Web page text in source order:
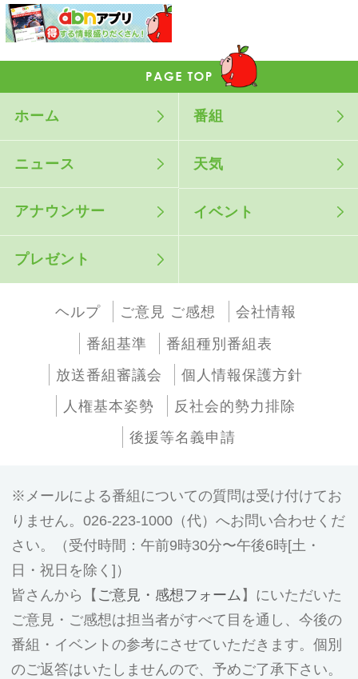
ホーム 番組
ニュース 天気
アナウンサー イベント
プレゼント
ヘルプ ご意見 ご感想
会社情報
番組基準
番組種別番組表
放送番組審議会
個人情報保護方針
人権基本姿勢
反社会的勢力排除
後援等名義申請
メールによる番組についての質問は受け付けてお
りません。026-223-1000（代）へお問い合わせくだ
さい。（受付時間：午前9時30分〜午後6時[土・
日・祝日を除く]）
皆さんから【 ご意見・感想フォーム 】にいただいた
ご意見・ご感想は担当者がすべて目を通し、今後の
番組・イベントの参考にさせていただきます。個別
のご返答はいたしませんので、予めご了承下さい。